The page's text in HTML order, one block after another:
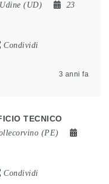
Udine (UD)
23
Condividi
3 anni fa
TECNICO
(PE)
Condividi